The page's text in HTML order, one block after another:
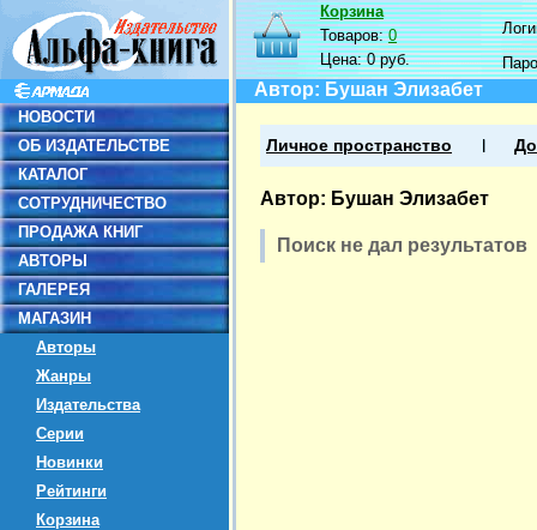
НОВОСТИ
ОБ ИЗДАТЕЛЬСТВЕ
КАТАЛОГ
СОТРУДНИЧЕСТВО
ПРОДАЖА КНИГ
АВТОРЫ
ГАЛЕРЕЯ
МАГАЗИН
Авторы
Жанры
Издательства
Серии
Новинки
Рейтинги
Корзина
Корзина
Товаров:0
Цена:0 руб.
Автор: Бушан Элизабет
Личное пространство
Автор: Бушан Элизабет
Поиск не дал результатов